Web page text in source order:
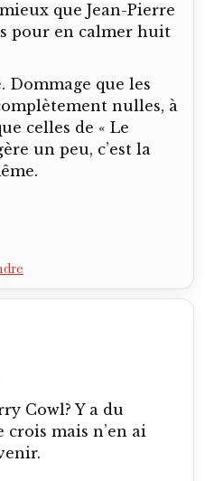
que Jean-Pierre
pour en calmer huit
Dommage que les
nulles, à
celles de « Le
un peu, c’est la
Cowl? Y a du
crois mais n’en ai